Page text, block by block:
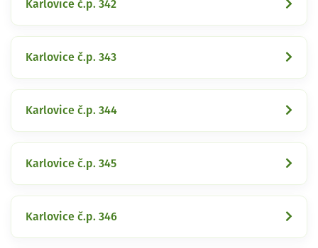
Karlovice č.p. 342
Karlovice č.p. 343
Karlovice č.p. 344
Karlovice č.p. 345
Karlovice č.p. 346